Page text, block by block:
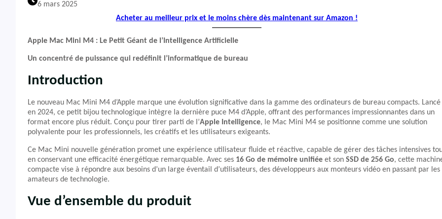
6 mars 2025
Acheter au meilleur prix et le moins chère dès maintenant sur Amazon !
Apple Mac Mini M4 : Le Petit Géant de l’Intelligence Artificielle
Un concentré de puissance qui redéfinit l’informatique de bureau
Introduction
Le nouveau Mac Mini M4 d’Apple marque une évolution significative dans la gamme des ordinateurs de bureau compacts. Lancé
en 2024, ce petit bijou technologique intègre la dernière puce M4 d’Apple, offrant des performances impressionnantes dans un
format encore plus réduit. Conçu pour tirer parti de l’Apple Intelligence, le Mac Mini M4 se positionne comme une solution
polyvalente pour les professionnels, les créatifs et les utilisateurs exigeants.
Ce Mac Mini nouvelle génération promet une expérience utilisateur fluide et réactive, capable de gérer des tâches intensives
en conservant une efficacité énergétique remarquable. Avec ses 16 Go de mémoire unifiée et son SSD de 256 Go, cette
compacte vise à répondre aux besoins d’un large éventail d’utilisateurs, des développeurs aux monteurs vidéo en passant par les
amateurs de technologie.
Vue d’ensemble du produit